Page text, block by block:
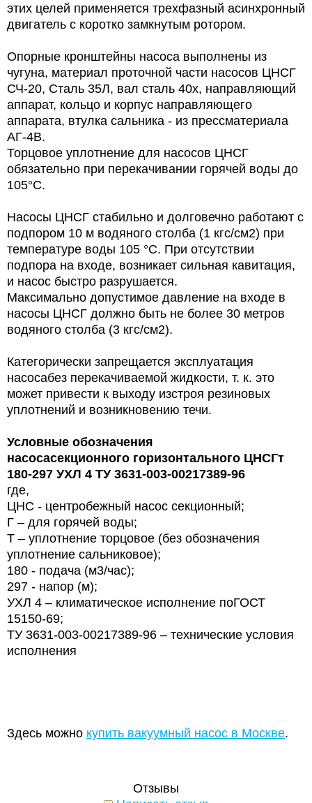
этих целей применяется трехфазный асинхронный
двигатель с коротко замкнутым ротором.
Опорные кронштейны насоса выполнены из
чугуна, материал проточной части насосов ЦНСГ
СЧ-20, Сталь 35Л, вал сталь 40х, направляющий
аппарат, кольцо и корпус направляющего
аппарата, втулка сальника - из прессматериала
АГ-4В.
Торцовое уплотнение для насосов ЦНСГ
обязательно при перекачивании горячей воды до
105°С.
Насосы ЦНСГ стабильно и долговечно работают с
подпором 10 м водяного столба (1 кгс/см2) при
температуре воды 105 °C. При отсутствии
подпора на входе, возникает сильная кавитация,
и насос быстро разрушается.
Максимально допустимое давление на входе в
насосы ЦНСГ должно быть не более 30 метров
водяного столба (3 кгс/см2).
Категорически запрещается эксплуатация
насосабез перекачиваемой жидкости, т. к. это
может привести к выходу изстроя резиновых
уплотнений и возникновению течи.
Условные обозначения
насосасекционного горизонтального ЦНСГт
180-297 УХЛ 4 ТУ 3631-003-00217389-96
где,
ЦНС - центробежный насос секционный;
Г – для горячей воды;
Т – уплотнение торцовое (без обозначения
уплотнение сальниковое);
180 - подача (м3/час);
297 - напор (м);
УХЛ 4 – климатическое исполнение поГОСТ
15150-69;
ТУ 3631-003-00217389-96 – технические условия
исполнения
Здесь можно купить вакуумный насос в Москве.
Отзывы